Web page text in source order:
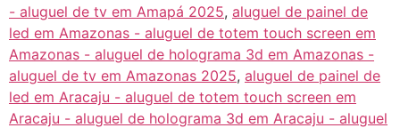
- aluguel de tv em Amapá 2025, aluguel de painel de
led em Amazonas - aluguel de totem touch screen em
Amazonas - aluguel de holograma 3d em Amazonas -
aluguel de tv em Amazonas 2025, aluguel de painel de
led em Aracaju - aluguel de totem touch screen em
Aracaju - aluguel de holograma 3d em Aracaju - aluguel